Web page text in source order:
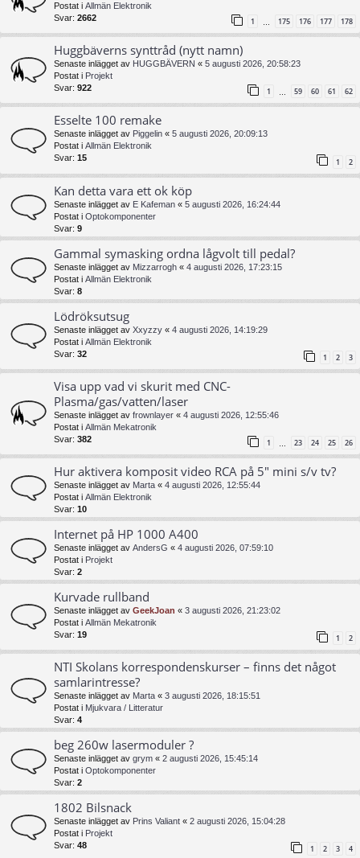
Postat i Allmän Elektronik
Svar: 2662 1 … 175 176 177 178
Huggbäverns synttråd (nytt namn)
Senaste inlägget av HUGGBÄVERN « 5 augusti 2026, 20:58:23
Postat i Projekt
Svar: 922 1 … 59 60 61 62
Esselte 100 remake
Senaste inlägget av Piggelin « 5 augusti 2026, 20:09:13
Postat i Allmän Elektronik
Svar: 15 1 2
Kan detta vara ett ok köp
Senaste inlägget av E Kafeman « 5 augusti 2026, 16:24:44
Postat i Optokomponenter
Svar: 9
Gammal symasking ordna lågvolt till pedal?
Senaste inlägget av Mizzarrogh « 4 augusti 2026, 17:23:15
Postat i Allmän Elektronik
Svar: 8
Lödröksutsug
Senaste inlägget av Xxyzzy « 4 augusti 2026, 14:19:29
Postat i Allmän Elektronik
Svar: 32 1 2 3
Visa upp vad vi skurit med CNC-
Plasma/gas/vatten/laser
Senaste inlägget av frownlayer « 4 augusti 2026, 12:55:46
Postat i Allmän Mekatronik
Svar: 382 1 23 24 25 26
Hur aktivera komposit video RCA på 5" mini s/v tv?
Senaste inlägget av Marta « 4 augusti 2026, 12:55:44
Postat i Allmän Elektronik
Svar: 10
Internet på HP 1000 A400
Senaste inlägget av AndersG « 4 augusti 2026, 07:59:10
Postat i Projekt
Svar: 2
Kurvade rullband
Senaste inlägget av GeekJoan « 3 augusti 2026, 21:23:02
Postat i Allmän Mekatronik
Svar: 19 1 2
NTI Skolans korrespondenskurser – finns det något
samlarintresse?
Senaste inlägget av Marta « 3 augusti 2026, 18:15:51
Postat i Mjukvara / Litteratur
Svar: 4
beg 260w lasermoduler ?
Senaste inlägget av grym « 2 augusti 2026, 15:45:14
Postat i Optokomponenter
Svar: 2
1802 Bilsnack
Senaste inlägget av Prins Valiant « 2 augusti 2026, 15:04:28
Postat i Projekt
Svar: 48 1 2 3 4